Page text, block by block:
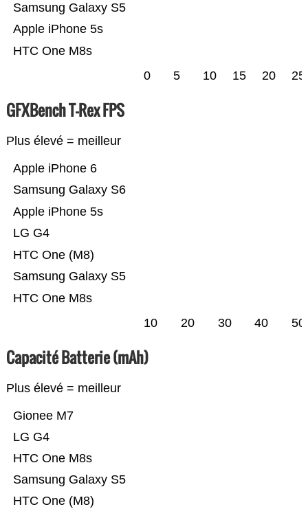
HTC One M8s
Apple iPhone 5s
Samsung Galaxy S5
0 5 10 15 20 25
GFXBench T-Rex FPS
Plus élevé = meilleur
HTC One M8s
Samsung Galaxy S5
HTC One (M8)
LG G4
Apple iPhone 5s
Samsung Galaxy S6
Apple iPhone 6
10 20 30 40 50
Capacité Batterie (mAh)
Plus élevé = meilleur
HTC One (M8)
Samsung Galaxy S5
HTC One M8s
LG G4
Gionee M7